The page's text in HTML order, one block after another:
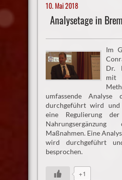
10. Mai 2018
Analysetage in
Im
Dr.
umfassende Analyse
durchgeführt wird
eine Regulierung
Maßnahmen. Eine
wird durchgeführt
besprochen.
+1